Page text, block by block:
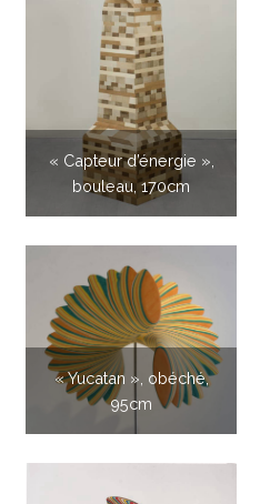
« Capteur d’énergie »,
bouleau, 170cm
« Yucatan », obéché,
95cm